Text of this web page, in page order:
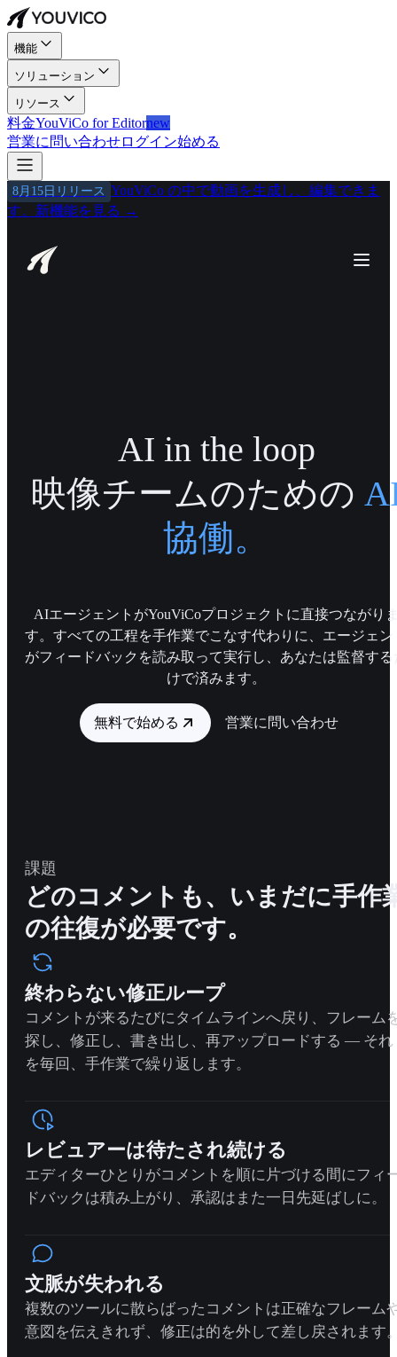
機能
ソリューション
リソース
料金YouViCo for Editornew
営業に問い合わせログイン始める
8月15日リリース YouViCo の中で動画を生成し、編集できま
す。 新機能を見る →
AI in the loop
映像チームのための
協働。
AIエージェントがYouViCoプロジェクトに直接つながり
す。すべての工程を手作業でこなす代わりに、エージェン
がフィードバックを読み取って実行し、あなたは監督する
けで済みます。
無料で始める 営業に問い合わせ
課題
どのコメントも、いまだに手作
の往復が必要です。
終わらない修正ループ
コメントが来るたびにタイムラインへ戻り、フレーム
探し、修正し、書き出し、再アップロードする — それ
を毎回、手作業で繰り返します。
レビュアーは待たされ続ける
エディターひとりがコメントを順に片づける間にフィ
ドバックは積み上がり、承認はまた一日先延ばしに。
文脈が失われる
複数のツールに散らばったコメントは正確なフレーム
意図を伝えきれず、修正は的を外して差し戻されます